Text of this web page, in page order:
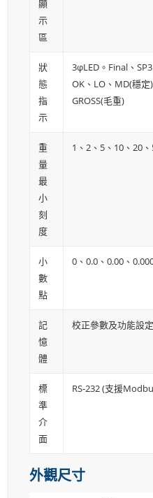
顯
示
區
狀
態
指
示
3φLED。Final、
OK、LO、MD(穩定
GROSS(毛重)
重
量
最
小
刻
度
1、2、5、10、20
小
數
點
0、0.0、0.00、
記
憶
體
校正參數及功能設
標
準
介
面
RS-232 (支援
外觀尺寸